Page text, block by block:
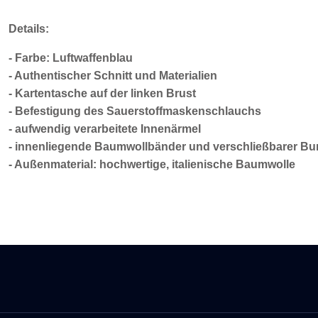
Details:
- Farbe: Luftwaffenblau
- Authentischer Schnitt und Materialien
- Kartentasche auf der linken Brust
- Befestigung des Sauerstoffmaskenschlauchs
- aufwendig verarbeitete Innenärmel
- innenliegende Baumwollbänder und verschließbarer
- Außenmaterial: hochwertige, italienische Baumwolle